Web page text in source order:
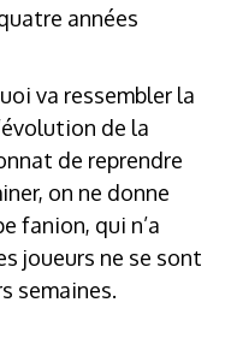
années
va ressembler la
de la
de reprendre
on ne donne
fanion, qui n’a
joueurs ne se sont
semaines.